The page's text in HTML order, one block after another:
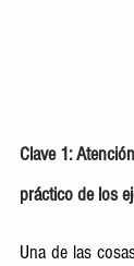
Clave 1:
práctico de los
Una de las